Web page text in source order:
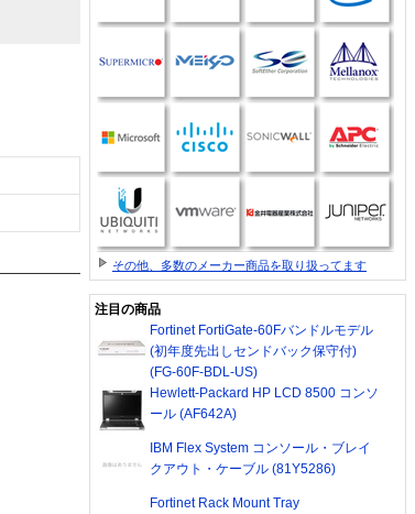
その他、多数のメーカー商品を取り扱ってます
注目の商品
Fortinet FortiGate-60Fバンドルモデル
(初年度先出しセンドバック保守付)
(FG-60F-BDL-US)
Hewlett-Packard HP LCD 8500 コンソ
ール (AF642A)
IBM Flex System コンソール・ブレイ
クアウト・ケーブル (81Y5286)
Fortinet Rack Mount Tray